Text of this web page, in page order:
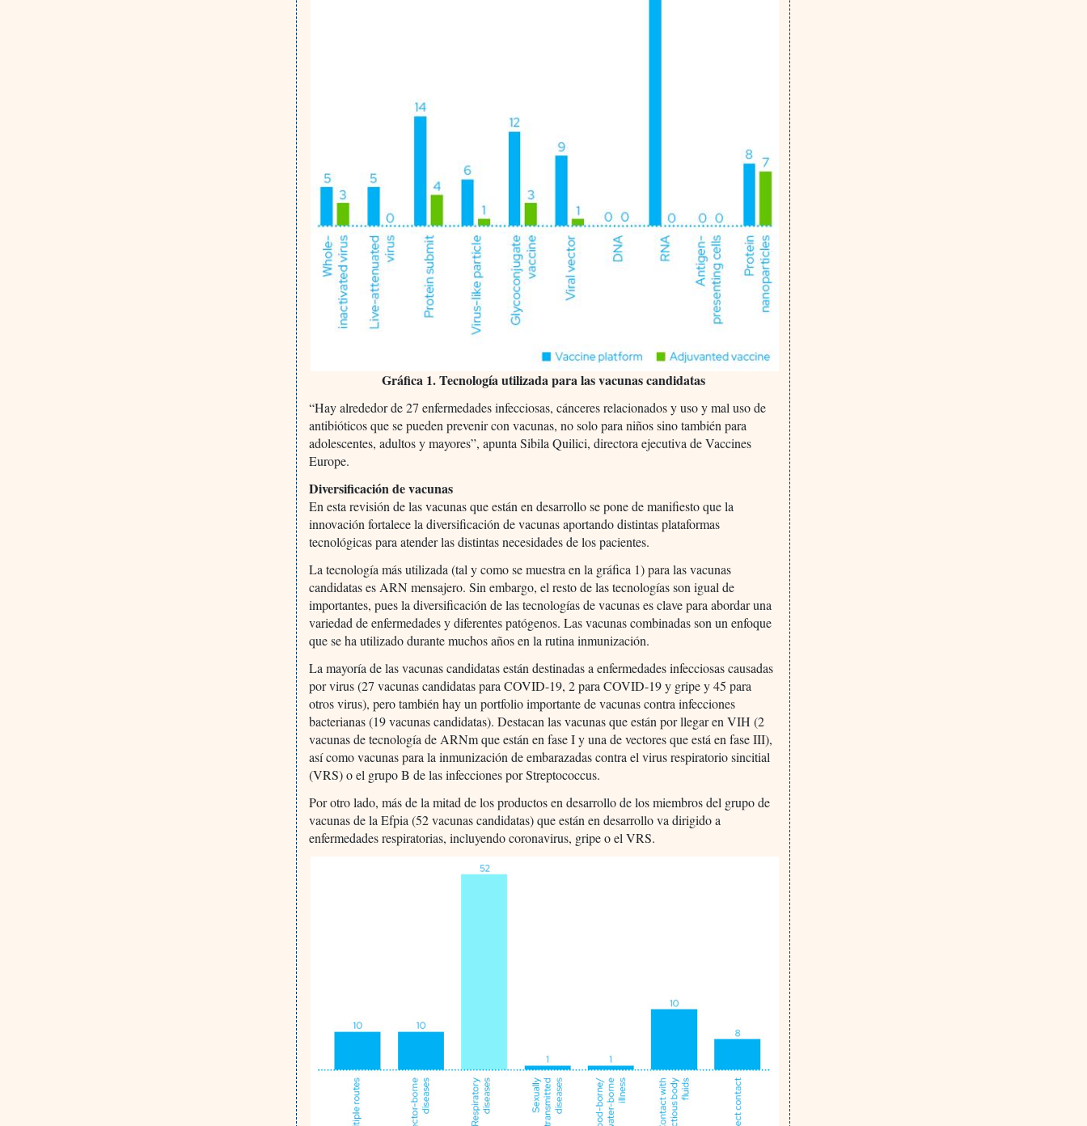
Gráfica 1. Tecnología utilizada para las vacunas candidatas
“Hay alrededor de 27 enfermedades infecciosas, cánceres relacionados y uso y mal uso de
antibióticos que se pueden prevenir con vacunas, no solo para niños sino también para
adolescentes, adultos y mayores”, apunta Sibila Quilici, directora ejecutiva de Vaccines
Europe.
Diversificación de vacunas
En esta revisión de las vacunas que están en desarrollo se pone de manifiesto que la
innovación fortalece la diversificación de vacunas aportando distintas plataformas
tecnológicas para atender las distintas necesidades de los pacientes.
La tecnología más utilizada (tal y como se muestra en la gráfica 1) para las vacunas
candidatas es ARN mensajero. Sin embargo, el resto de las tecnologías son igual de
importantes, pues la diversificación de las tecnologías de vacunas es clave para abordar una
variedad de enfermedades y diferentes patógenos. Las vacunas combinadas son un enfoque
que se ha utilizado durante muchos años en la rutina inmunización.
La mayoría de las vacunas candidatas están destinadas a enfermedades infecciosas causadas
por virus (27 vacunas candidatas para COVID-19, 2 para COVID-19 y gripe y 45 para
otros virus), pero también hay un portfolio importante de vacunas contra infecciones
bacterianas (19 vacunas candidatas). Destacan las vacunas que están por llegar en VIH (2
vacunas de tecnología de ARNm que están en fase I y una de vectores que está en fase III),
así como vacunas para la inmunización de embarazadas contra el virus respiratorio sincitial
(VRS) o el grupo B de las infecciones por Streptococcus.
Por otro lado, más de la mitad de los productos en desarrollo de los miembros del grupo de
vacunas de la Efpia (52 vacunas candidatas) que están en desarrollo va dirigido a
enfermedades respiratorias, incluyendo coronavirus, gripe o el VRS.